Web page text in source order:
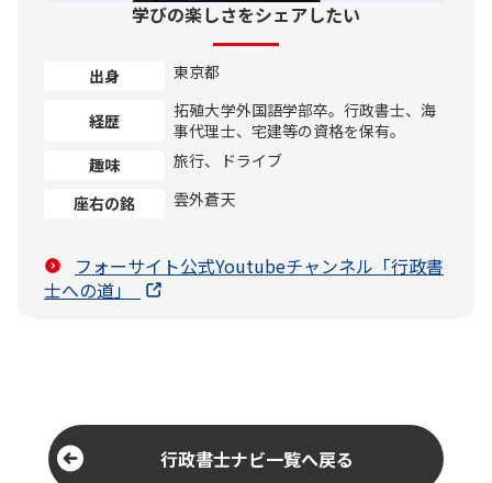
学びの楽しさをシェアしたい
出身 東京都
経歴
拓殖大学外国語学部卒。行政書士、海
事代理士、宅建等の資格を保有。
趣味
旅行、ドライブ
座右の銘
雲外蒼天
フォーサイト公式Youtubeチャンネル「行政書
士への道」
行政書士ナビ一覧へ戻る